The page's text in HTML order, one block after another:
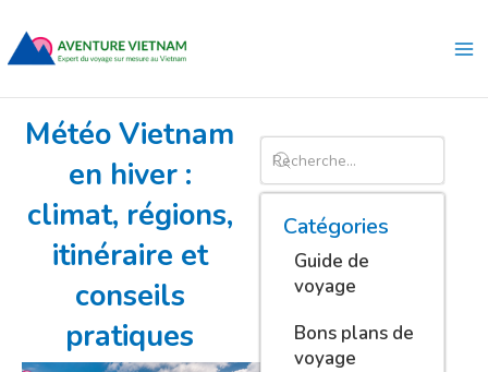
contenu
Météo Vietnam
en hiver :
climat, régions,
itinéraire et
conseils
pratiques
Catégories
Guide de
voyage
Bons plans de
voyage